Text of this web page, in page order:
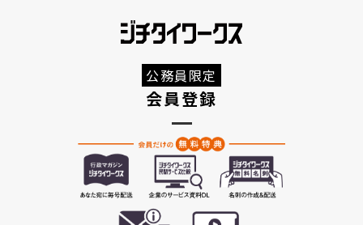
公務員限定
会員登録